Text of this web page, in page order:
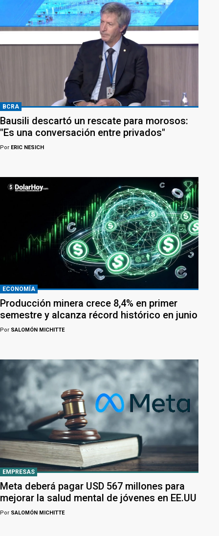
BCRA
Bausili descartó un rescate para morosos:
"Es una conversación entre privados"
Por ERIC NESICH
ECONOMÍA
Producción minera crece 8,4% en primer
semestre y alcanza récord histórico en junio
Por SALOMÓN MICHITTE
EMPRESAS
Meta deberá pagar USD 567 millones para
mejorar la salud mental de jóvenes en EE.UU
Por SALOMÓN MICHITTE